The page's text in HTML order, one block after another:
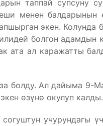
таппай супсуну
менен
экен. Колунда
болгон адамдын
ал каражатты
болду. Ал дайыма 9-
өзүнө окулуп калды.
учурундагы